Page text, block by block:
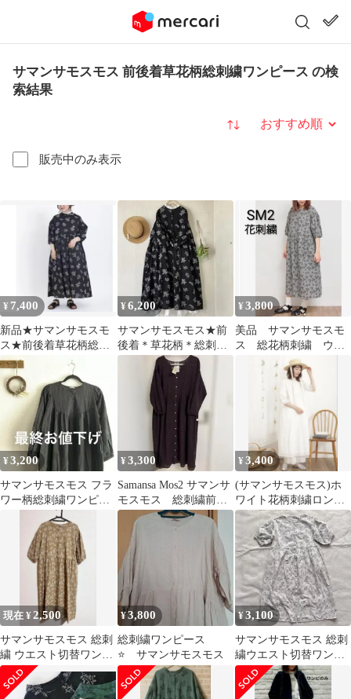
サマンサモスモス 前後着草花柄総刺繍ワンピース の検
索結果
販売中のみ表示
並び替え
¥ 7,400
新品★サマンサモスモ
ス★前後着草花柄総刺
繍ワンピース★ブラッ
ク
¥6,200
サマンサモスモス★前
後着＊草花柄＊総刺繍
ワンピース＊羽織にも
¥3,800
美品 サマンサモスモ
ス 総花柄刺繍 ウエ
スト切替ワンピース
綿麻 羽織り 幅広
¥3,200
サマンサモスモス フラ
ワー柄総刺繍ワンピー
¥3,300
Samansa Mos2 サマンサ
モスモス 総刺繍前後
着ワンピース ブラウ
¥3,400
(サマンサモスモス)ホ
ワイト花柄刺繍ロング
ワンピース
現在 ¥2,500
サマンサモスモス 総刺
繍 ウエスト切替ワンピ
ース ベージュ シャツワ
ンピース
¥3,800
総刺繍ワンピース
⭐ サマンサモスモス
¥3,100
サマンサモスモス 総刺
繍ウエスト切替ワンピ
ース キナリ ロングワン
ピース ロング